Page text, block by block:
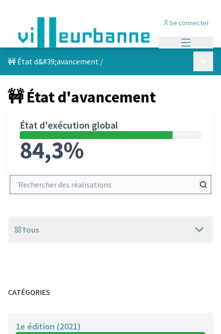
Se connecter
🚧 État d&#39;avancement /
🚧 État d'avancement
État d'exécution global
84,3%
Rechercher des réalisations
Scope
Tous
CATÉGORIES
1e édition (2021)